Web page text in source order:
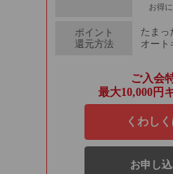
お得
ポイント
還元方法
たまっ
オート
ご入会
最大10,000円
くわし
お申し